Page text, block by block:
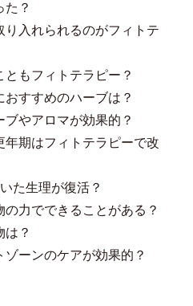
た？
入れられるのがフィトテ
もフィトテラピー？
すすめのハーブは？
やアロマが効果的？
期はフィトテラピーで改
た生理が復活？
力でできることがある？
は？
ーンのケアが効果的？